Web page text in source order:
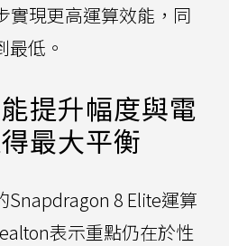
現更高運算效能，同
低。
提升幅度與電
最大平衡
Snapdragon 8 Elite運算
表示重點仍在於性